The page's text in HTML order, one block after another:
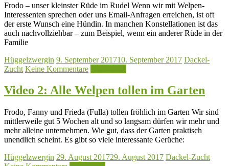
Frodo – unser kleinster Rüde im Rudel Wenn wir mit Welpen-
Interessenten sprechen oder uns Email-Anfragen erreichen, ist oft
der erste Wunsch eine Hündin. In manchen Konstellationen ist das
auch nachvollziehbar – zum Beispiel, wenn ein anderer Rüde in der
Familie
Hüggelzwergin 9. September 201710. September 2017 Dackel-
Zucht Keine Kommentare
Video 2: Alle Welpen tollen im Garten
Frodo, Fanny und Frieda (Fulla) tollen fröhlich im Garten Wir sind
mittlerweile gut 5 Wochen alt und so langsam dürfen wir mehr und
mehr alleine unternehmen. Wie gut, dass der Garten praktisch
unendlich scheint. Es gibt so viele interessante Gerüche:
Hüggelzwergin 29. August 201729. August 2017 Dackel-Zucht